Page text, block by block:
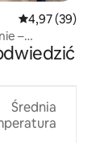
Średnia
4,97 (39)
–
Średnia